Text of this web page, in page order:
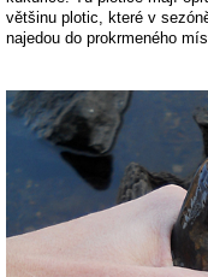
většinu plotic, které v
najedou do prokrmeného